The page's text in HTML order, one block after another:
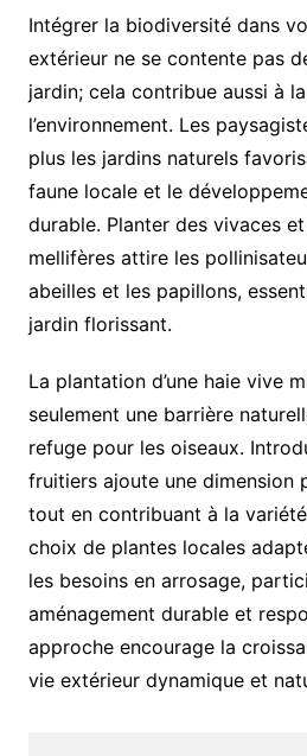
Intégrer la biodiversité dans
extérieur ne se contente pas
jardin; cela contribue aussi à
l’environnement. Les
plus les jardins naturels
faune locale et le
durable. Planter des vivaces
mellifères attire les
abeilles et les papillons,
jardin florissant.
La plantation d’une haie vive
seulement une barrière
refuge pour les oiseaux.
fruitiers ajoute une dimension
tout en contribuant à la variété
choix de plantes locales
les besoins en arrosage,
aménagement durable et
approche encourage la
vie extérieur dynamique et